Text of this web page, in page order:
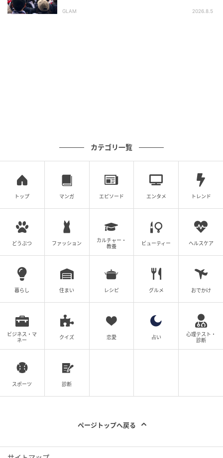
インパクトをストロークの通過点と考え、イメージし
これはNG
頭が動くのがミスの原因
GLAM 2026.8.5
カテゴリ一覧
トップ マンガ エピソード エンタメ トレンド
どうぶつ ファッション
カルチャー・
教養
ビューティー ヘルスケア
暮らし 住まい レシピ グルメ おでかけ
ビジネス・マ
ネー
クイズ 恋愛 占い
心理テスト・
診断
スポーツ 診断
ページトップへ戻る